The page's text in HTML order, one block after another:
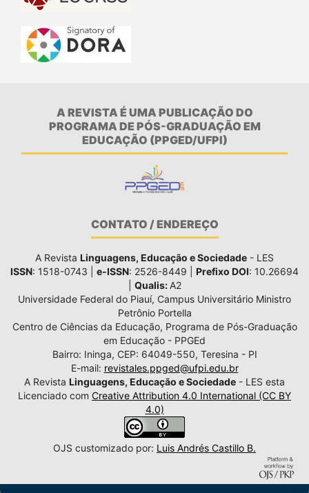
A REVISTA É UMA PUBLICAÇÃO DO
PROGRAMA DE PÓS-GRADUAÇÃO EM
EDUCAÇÃO (PPGED/UFPI)
CONTATO / ENDEREÇO
A Revista Linguagens, Educação e Sociedade - LES
ISSN: 1518-0743 | e-ISSN: 2526-8449 | Prefixo DOI: 10.26694
Qualis: A2
Universidade Federal do Piauí, Campus Universitário Ministro
Petrônio Portella
Centro de Ciências da Educação, Programa de Pós-Graduação
em Educação - PPGEd
Bairro: Ininga, CEP: 64049-550, Teresina - PI
E-mail: revistales.ppged@ufpi.edu.br
A Revista Linguagens, Educação e Sociedade - LES esta
Licenciado com Creative Attribution 4.0 International (CC BY
4.0)
OJS customizado por: Luis Andrés Castillo B.